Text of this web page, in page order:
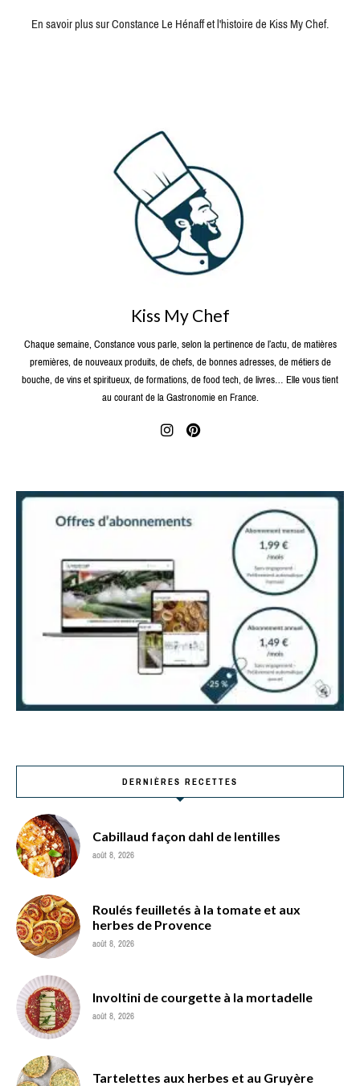
En savoir plus sur Constance Le Hénaff et l'histoire de Kiss My Chef.
Kiss My Chef
Chaque semaine, Constance vous parle, selon la pertinence de l’actu, de matières
premières, de nouveaux produits, de chefs, de bonnes adresses, de métiers de
bouche, de vins et spiritueux, de formations, de food tech, de livres… Elle vous tient
au courant de la Gastronomie en France.
DERNIÈRES RECETTES
Cabillaud façon dahl de lentilles
août 8, 2026
Roulés feuilletés à la tomate et aux
herbes de Provence
août 8, 2026
Involtini de courgette à la mortadelle
août 8, 2026
Tartelettes aux herbes et au Gruyère